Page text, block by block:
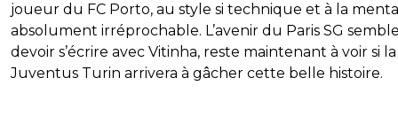
joueur du FC Porto, au style si technique et à la
absolument irréprochable. L’avenir du Paris SG
devoir s’écrire avec Vitinha, reste maintenant à voir si la
Juventus Turin arrivera à gâcher cette belle histoire.